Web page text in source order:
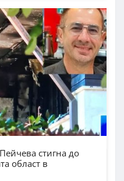
стигна до
област в